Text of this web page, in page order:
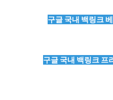
구글 국내 백링크
구글 국내 백링크